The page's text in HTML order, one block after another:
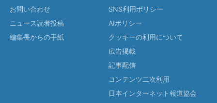
お問い合わせ
ニュース読者投稿
編集長からの手紙
SNS利用ポリシー
AIポリシー
クッキーの利用について
広告掲載
記事配信
コンテンツ二次利用
日本インターネット報道協会